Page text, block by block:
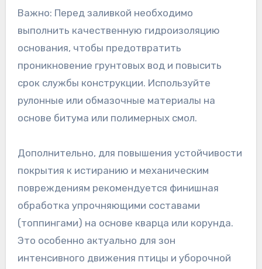
Важно: Перед заливкой необходимо
выполнить качественную гидроизоляцию
основания, чтобы предотвратить
проникновение грунтовых вод и повысить
срок службы конструкции. Используйте
рулонные или обмазочные материалы на
основе битума или полимерных смол.
Дополнительно, для повышения устойчивости
покрытия к истиранию и механическим
повреждениям рекомендуется финишная
обработка упрочняющими составами
(топпингами) на основе кварца или корунда.
Это особенно актуально для зон
интенсивного движения птицы и уборочной